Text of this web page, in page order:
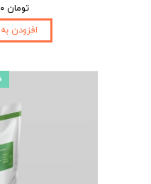
۳,۰۰۰,۰۰۰ تومان
افزودن